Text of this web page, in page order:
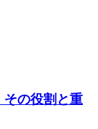
その役割と重